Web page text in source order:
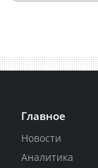
Главное
Новости
Аналитика